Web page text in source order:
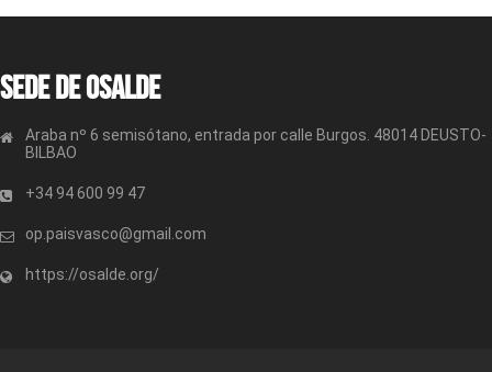
Sede de OSALDE
Araba nº 6 semisótano, entrada por calle Burgos. 48014 DEUSTO-
BILBAO
+34 94 600 99 47
op.paisvasco@gmail.com
https://osalde.org/